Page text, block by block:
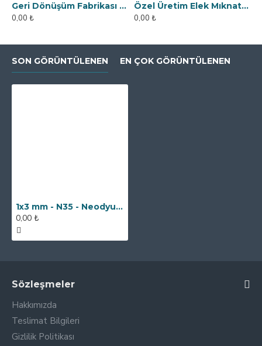
Geri Dönüşüm Fabrikası İçin Kolay Temizlenebilir Neodyum Elek Mıknatıs
0,00 ₺
Özel Üretim Elek Mıknatıs - Un Fabrikasına
0,00 ₺
SON GÖRÜNTÜLENEN EN ÇOK GÖRÜNTÜLENEN
1x3 mm - N35 - Neodyum Mıknatıs
0,00 ₺
Sözleşmeler
Hakkımızda
Teslimat Bilgileri
Gizlilik Politikası